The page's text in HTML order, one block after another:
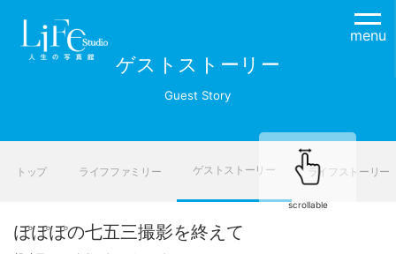
menu
ゲストストーリー
Guest Story
トップ ライフファミリー ゲストストーリー ライフストーリー
scrollable
ぽぽぽの七五三撮影を終えて